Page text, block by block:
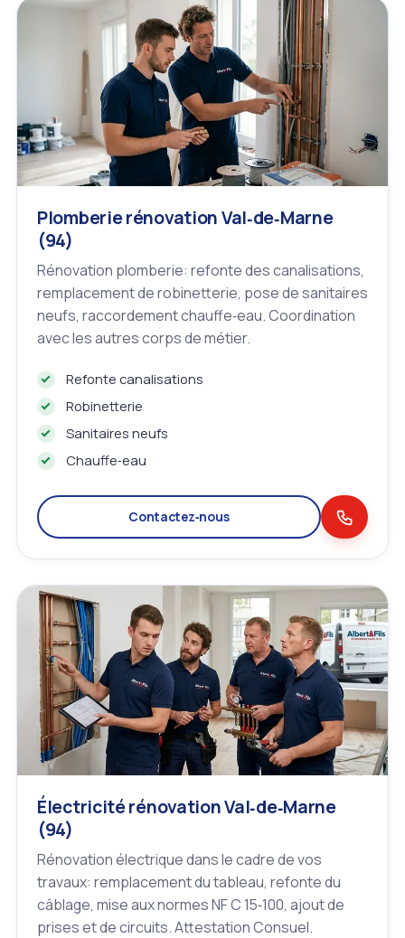
Plomberie rénovation Val‑de‑Marne
(94)
Rénovation plomberie: refonte des canalisations,
remplacement de robinetterie, pose de sanitaires
neufs, raccordement chauffe‑eau. Coordination
avec les autres corps de métier.
Refonte canalisations
Robinetterie
Sanitaires neufs
Chauffe‑eau
Contactez‑nous
Électricité rénovation Val‑de‑Marne
(94)
Rénovation électrique dans le cadre de vos
travaux: remplacement du tableau, refonte du
câblage, mise aux normes NF C 15‑100, ajout de
prises et de circuits. Attestation Consuel.